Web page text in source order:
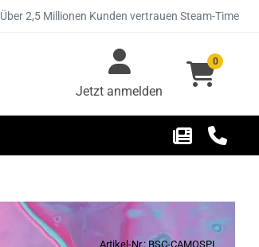
Über 2,5 Millionen Kunden vertrauen Steam-Time
Jetzt anmelden
0
Artikel-Nr.: BSC-CAMOSPI